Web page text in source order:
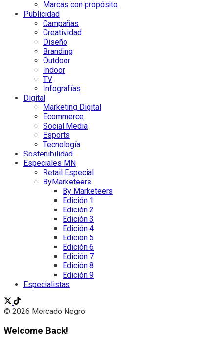
Marcas con propósito
Publicidad
Campañas
Creatividad
Diseño
Branding
Outdoor
Indoor
TV
Infografías
Digital
Marketing Digital
Ecommerce
Social Media
Esports
Tecnología
Sostenibilidad
Especiales MN
Retail Especial
ByMarketeers
By Marketeers
Edición 1
Edición 2
Edición 3
Edición 4
Edición 5
Edición 6
Edición 7
Edición 8
Edición 9
Especialistas
© 2026 Mercado Negro
Welcome Back!